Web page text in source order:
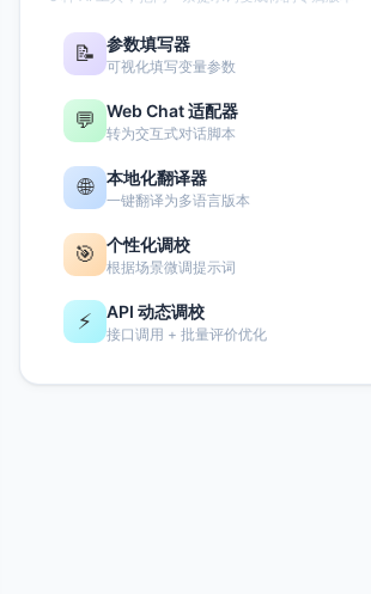
📝 参数填写器
可视化填写变量参数
💬 Web Chat 适配器
转为交互式对话脚本
🌐 本地化翻译器
一键翻译为多语言版本
🎯 个性化调校
根据场景微调提示词
⚡ API 动态调校
接口调用 + 批量评价优化